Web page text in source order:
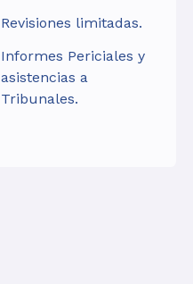
Revisiones limitadas.
Informes Periciales y
asistencias a
Tribunales.